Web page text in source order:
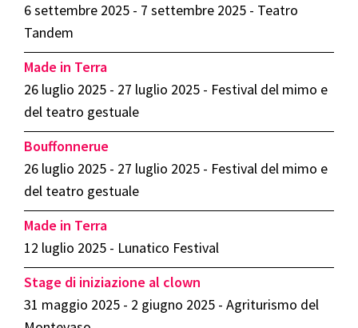
6 settembre 2025 - 7 settembre 2025 - Teatro
Tandem
Made in Terra
26 luglio 2025 - 27 luglio 2025 - Festival del mimo e
del teatro gestuale
Bouffonnerue
26 luglio 2025 - 27 luglio 2025 - Festival del mimo e
del teatro gestuale
Made in Terra
12 luglio 2025 - Lunatico Festival
Stage di iniziazione al clown
31 maggio 2025 - 2 giugno 2025 - Agriturismo del